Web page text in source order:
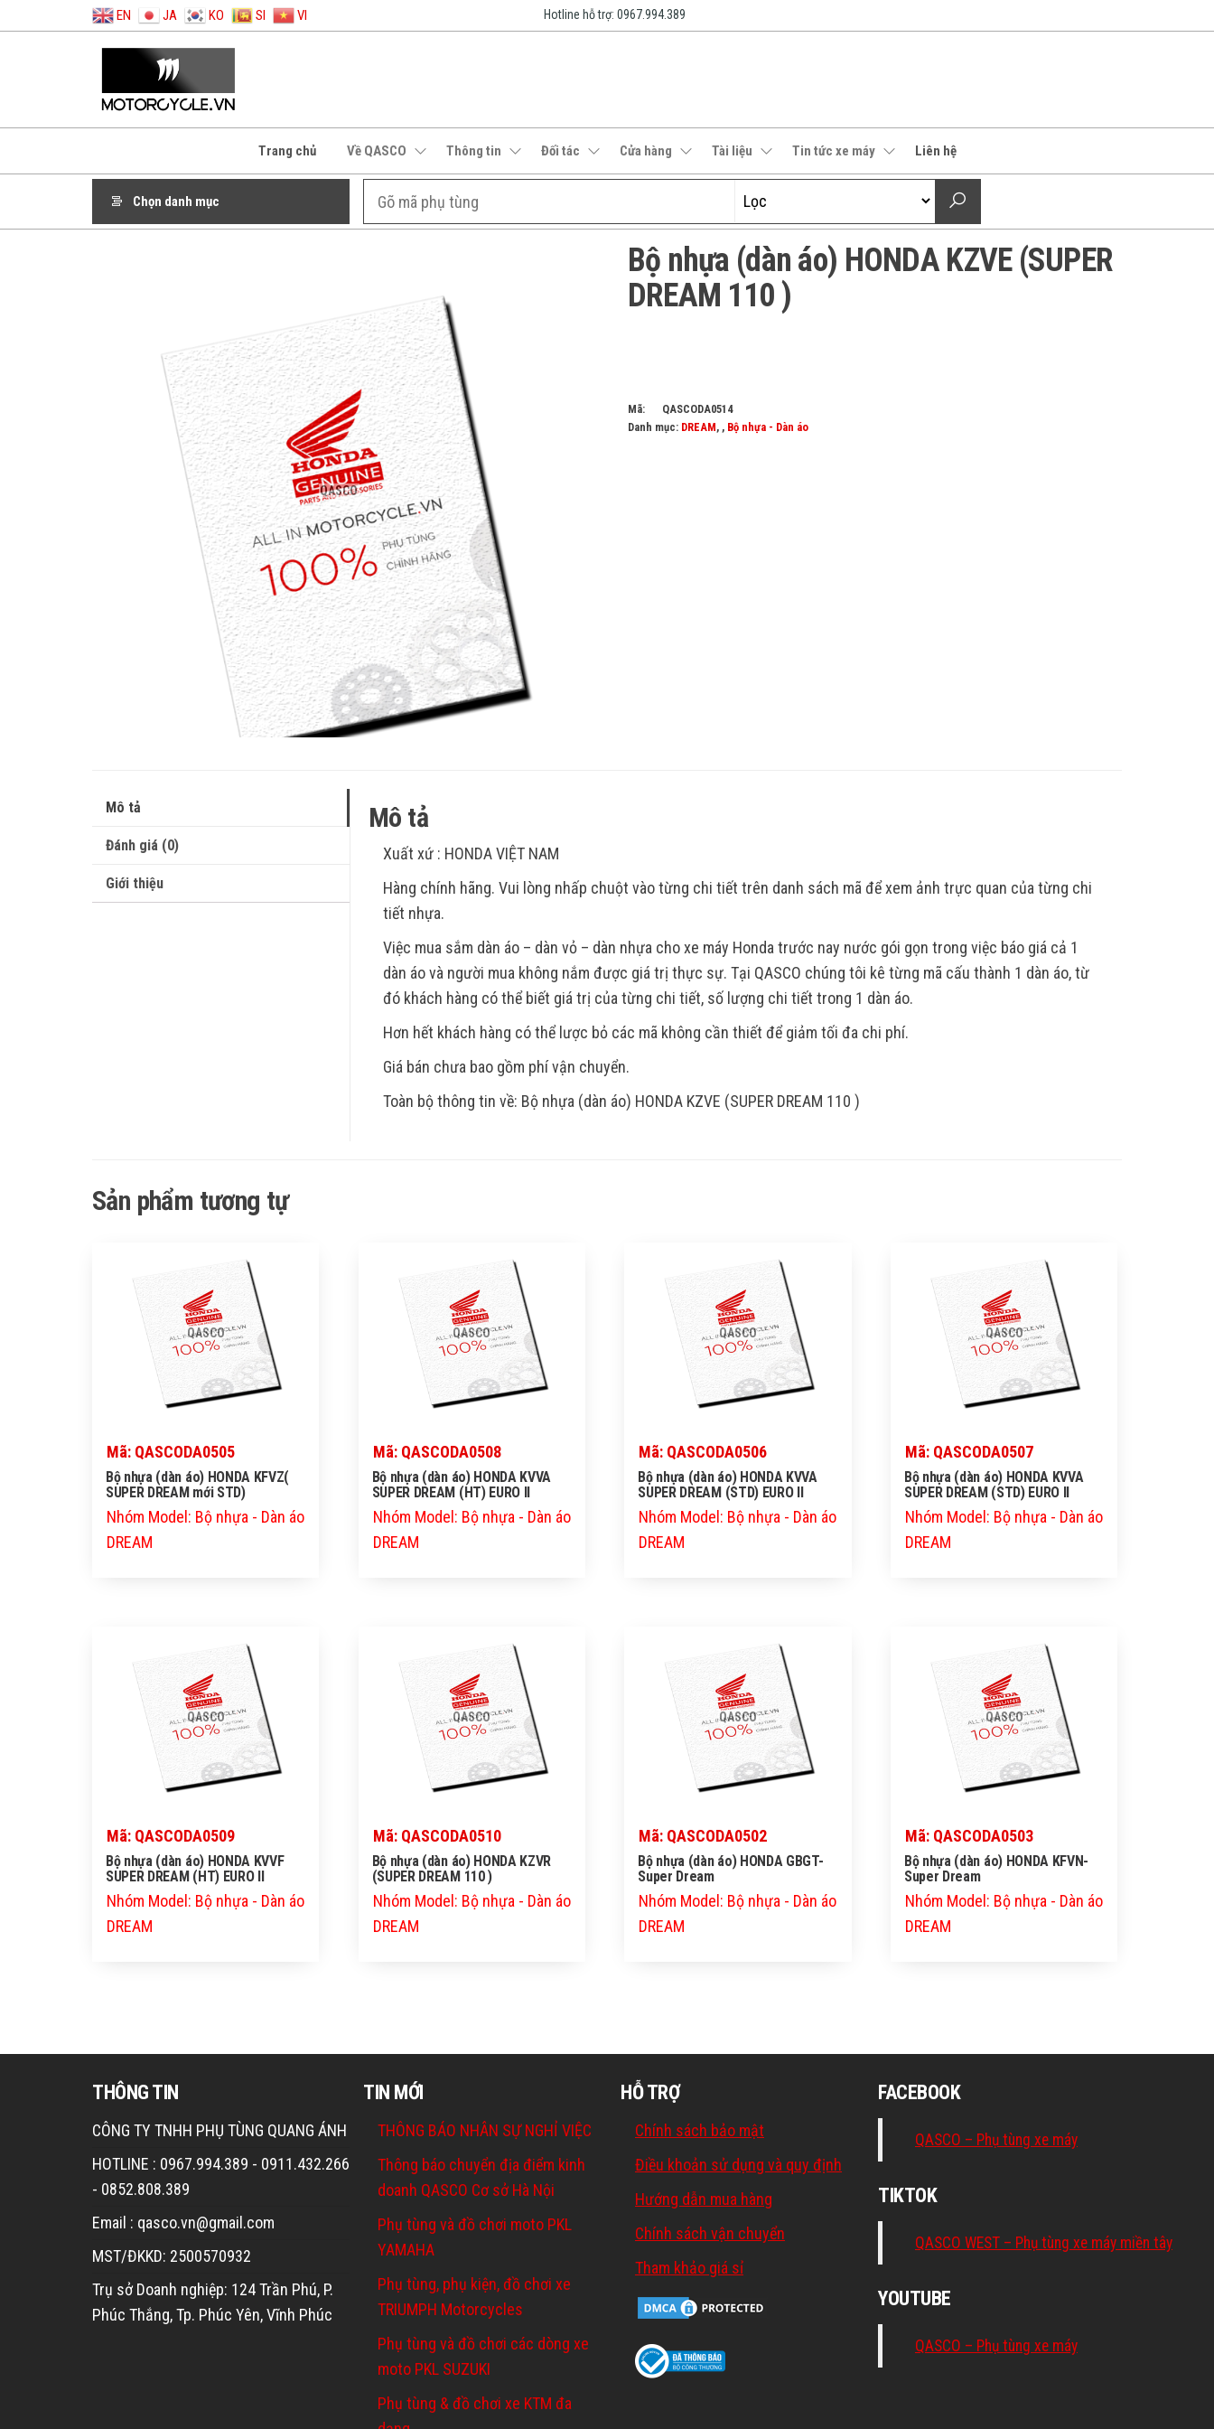
EN JA KO SI VI Hotline hỗ trợ: 0967.994.389
Trang chủ Về QASCO Thông tin Đối tác Cửa hàng Tài liệu Tin tức xe máy Liên hệ
Chọn danh mục
QASCO
Bộ nhựa (dàn áo) HONDA KZVE (SUPER
DREAM 110 )
Mã:
QASCODA0514
Danh mục: DREAM, , Bộ nhựa - Dàn áo
Mô tả
Đánh giá (0)
Giới thiệu
Mô tả
Xuất xứ : HONDA VIỆT NAM
Hàng chính hãng. Vui lòng nhấp chuột vào từng chi tiết trên danh sách mã để xem ảnh trực quan của từng chi
tiết nhựa.
Việc mua sắm dàn áo – dàn vỏ – dàn nhựa cho xe máy Honda trước nay nước gói gọn trong việc báo giá cả 1
dàn áo và người mua không nắm được giá trị thực sự. Tại QASCO chúng tôi kê từng mã cấu thành 1 dàn áo, từ
đó khách hàng có thể biết giá trị của từng chi tiết, số lượng chi tiết trong 1 dàn áo.
Hơn hết khách hàng có thể lược bỏ các mã không cần thiết để giảm tối đa chi phí.
Giá bán chưa bao gồm phí vận chuyển.
Toàn bộ thông tin về: Bộ nhựa (dàn áo) HONDA KZVE (SUPER DREAM 110 )
Sản phẩm tương tự
QASCO
Mã: QASCODA0505
Bộ nhựa (dàn áo) HONDA KFVZ(
SUPER DREAM mới STD)
Nhóm Model: Bộ nhựa - Dàn áo
DREAM
QASCO
Mã: QASCODA0508
Bộ nhựa (dàn áo) HONDA KVVA
SUPER DREAM (HT) EURO II
Nhóm Model: Bộ nhựa - Dàn áo
DREAM
QASCO
Mã: QASCODA0506
Bộ nhựa (dàn áo) HONDA KVVA
SUPER DREAM (STD) EURO II
Nhóm Model: Bộ nhựa - Dàn áo
DREAM
QASCO
Mã: QASCODA0507
Bộ nhựa (dàn áo) HONDA KVVA
SUPER DREAM (STD) EURO II
Nhóm Model: Bộ nhựa - Dàn áo
DREAM
QASCO
Mã: QASCODA0509
Bộ nhựa (dàn áo) HONDA KVVF
SUPER DREAM (HT) EURO II
Nhóm Model: Bộ nhựa - Dàn áo
DREAM
QASCO
Mã: QASCODA0510
Bộ nhựa (dàn áo) HONDA KZVR
(SUPER DREAM 110 )
Nhóm Model: Bộ nhựa - Dàn áo
DREAM
QASCO
Mã: QASCODA0502
Bộ nhựa (dàn áo) HONDA GBGT-
Super Dream
Nhóm Model: Bộ nhựa - Dàn áo
DREAM
QASCO
Mã: QASCODA0503
Bộ nhựa (dàn áo) HONDA KFVN-
Super Dream
Nhóm Model: Bộ nhựa - Dàn áo
DREAM
THÔNG TIN
CÔNG TY TNHH PHỤ TÙNG QUANG ÁNH
HOTLINE : 0967.994.389 - 0911.432.266
- 0852.808.389
Email : qasco.vn@gmail.com
MST/ĐKKD: 2500570932
Trụ sở Doanh nghiệp: 124 Trần Phú, P.
Phúc Thắng, Tp. Phúc Yên, Vĩnh Phúc
TIN MỚI
THÔNG BÁO NHÂN SỰ NGHỈ VIỆC
Thông báo chuyển địa điểm kinh
doanh QASCO Cơ sở Hà Nội
Phụ tùng và đồ chơi moto PKL
YAMAHA
Phụ tùng, phụ kiện, đồ chơi xe
TRIUMPH Motorcycles
Phụ tùng và đồ chơi các dòng xe
moto PKL SUZUKI
Phụ tùng & đồ chơi xe KTM đa
HỖ TRỢ
Chính sách bảo mật
Điều khoản sử dụng và quy định
Hướng dẫn mua hàng
Chính sách vận chuyển
Tham khảo giá sỉ
FACEBOOK
QASCO – Phụ tùng xe máy
TIKTOK
QASCO WEST – Phụ tùng xe máy miền tây
YOUTUBE
QASCO – Phụ tùng xe máy